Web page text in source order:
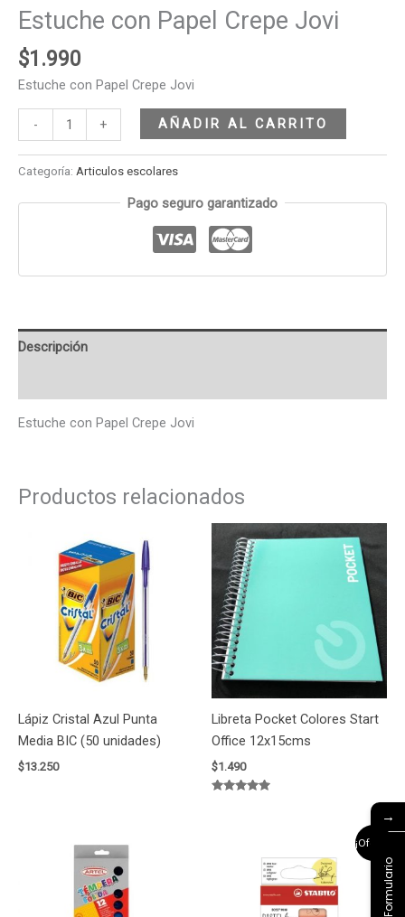
Estuche con Papel Crepe Jovi
$1.990
Estuche con Papel Crepe Jovi
- + AÑADIR AL CARRITO
Categoría: Articulos escolares
Pago seguro garantizado
Descripción
Estuche con Papel Crepe Jovi
Productos relacionados
Lápiz Cristal Azul Punta
Media BIC (50 unidades)
$13.250
Libreta Pocket Colores Start
Office 12x15cms
$1.490
¡Oferta!
original
era:
$1.990.
actual
es:
$1.790.
→
Formulario